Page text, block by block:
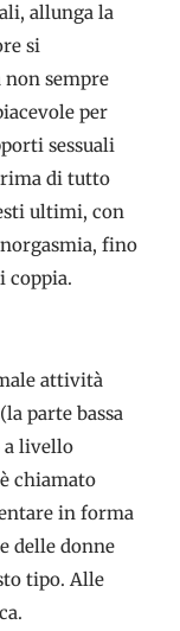
allunga la
si
non sempre
per
sessuali
di tutto
ultimi, con
fino
coppia.
attività
parte bassa
a livello
chiamato
in forma
delle donne
tipo. Alle